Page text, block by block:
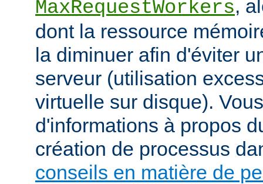
MaxRequestWorkers,
dont la ressource
la diminuer afin d'éviter
serveur (utilisation
virtuelle sur disque).
d'informations à propos
création de processus
conseils en matière de